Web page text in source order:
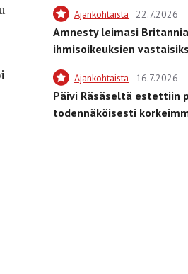
Ajankohtaista 22.7.2026
Amnesty leimasi
ihmisoikeuksien
Ajankohtaista 16.7.2026
Päivi Räsäseltä estettiin
todennäköisesti